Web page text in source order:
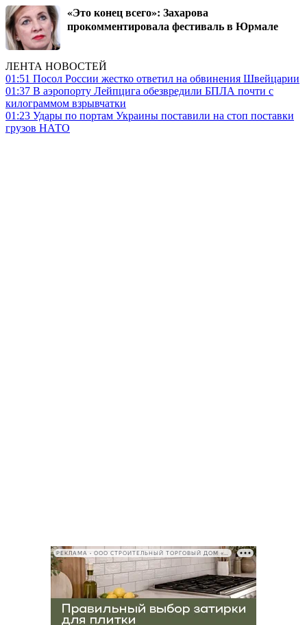
«Это конец всего»: Захарова
прокомментировала фестиваль в Юрмале
ЛЕНТА НОВОСТЕЙ
01:51 Посол России жестко ответил на обвинения Швейцарии
01:37 В аэропорту Лейпцига обезвредили БПЛА почти с
килограммом взрывчатки
01:23 Удары по портам Украины поставили на стоп поставки
грузов НАТО
РЕКЛАМА • ООО СТРОИТЕЛЬНЫЙ ТОРГОВЫЙ ДОМ «ПЕТРОВИЧ», ИНН 7802348846